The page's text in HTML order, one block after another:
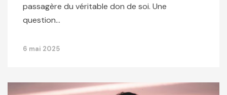
passagère du véritable don de soi. Une
question…
6 mai 2025